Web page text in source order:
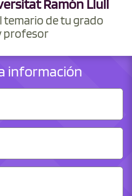
Ramón Llull
temario de tu grado
profesor
información